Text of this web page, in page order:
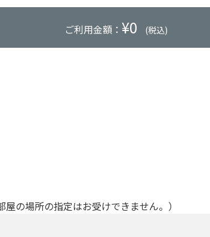
ご利用金額： ¥0 (税込)
の場所の指定はお受けできません。）